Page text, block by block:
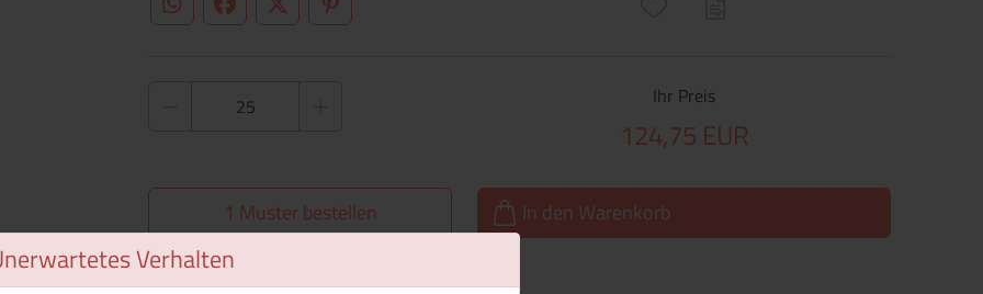
Verhalten
WhatsApp (#[creator\plugin\share\core\structs\SocialSharingServiceSettings]:only_chrome#)
FacebookTwitter (#[creator\plugin\share\core\structs\SocialSharingServiceSettings]:formaly_twitter#)
Pinterest
Ihr Preis
124,75 EUR
1 Muster bestellen In den Warenkorb